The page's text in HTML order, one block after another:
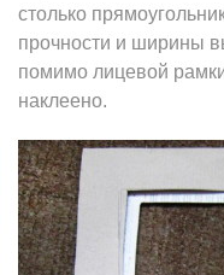
столько
прочности и ширины
помимо лицевой
наклеено.